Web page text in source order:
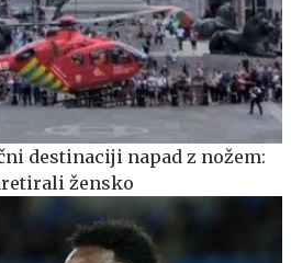
destinaciji napad z nožem:
žensko